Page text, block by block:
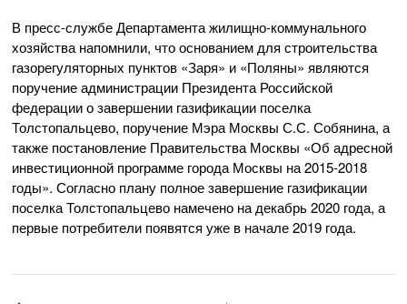
В пресс-службе Департамента жилищно-коммунального
хозяйства напомнили, что основанием для строительства
газорегуляторных пунктов «Заря» и «Поляны» являются
поручение администрации Президента Российской
федерации о завершении газификации поселка
Толстопальцево, поручение Мэра Москвы С.С. Собянина, а
также постановление Правительства Москвы «Об адресной
инвестиционной программе города Москвы на 2015-2018
годы». Согласно плану полное завершение газификации
поселка Толстопальцево намечено на декабрь 2020 года, а
первые потребители появятся уже в начале 2019 года.